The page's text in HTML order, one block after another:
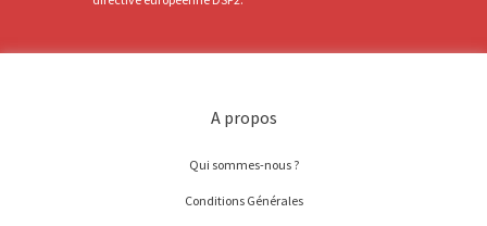
A propos
Qui sommes-nous ?
Conditions Générales